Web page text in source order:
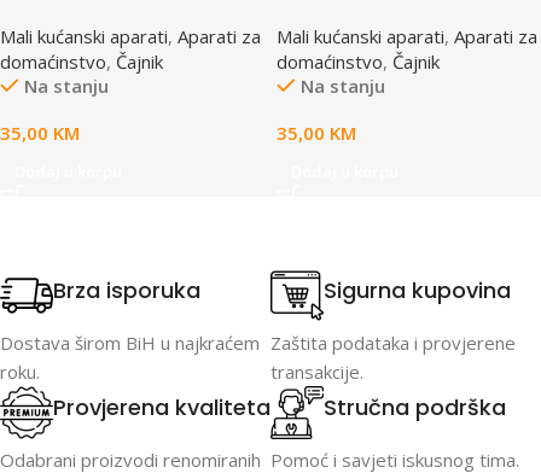
Mali kućanski aparati, Aparati za
domaćinstvo, Čajnik
Na stanju
35,00 KM
Mali kućanski aparati, Aparati za
domaćinstvo, Čajnik
Na stanju
35,00 KM
Brza isporuka
Dostava širom BiH u najkraćem
roku.
Sigurna kupovina
Zaštita podataka i provjerene
transakcije.
Provjerena kvaliteta
Odabrani proizvodi renomiranih
Stručna podrška
Pomoć i savjeti iskusnog tima.